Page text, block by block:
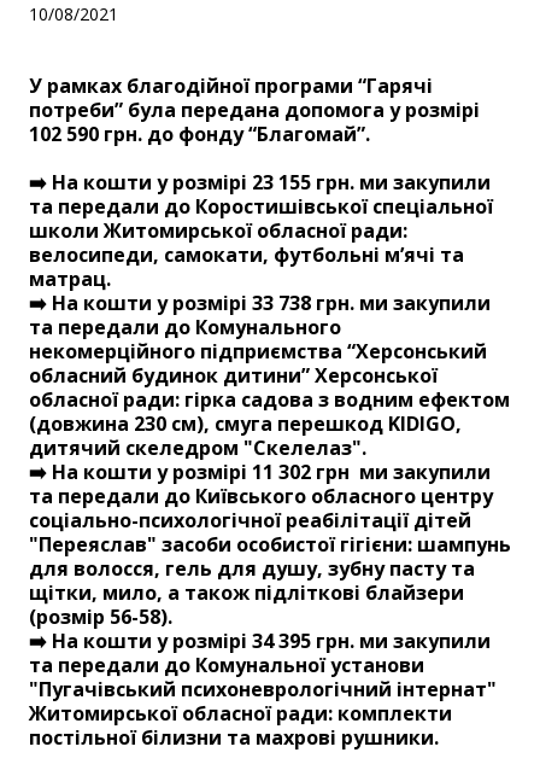
10/08/2021
У рамках благодійної програми “Гарячі
потреби” була передана допомога у розмірі
102 590 грн. до фонду “Благомай”.
➡️ На кошти у розмірі 23 155 грн. ми закупили
та передали до Коростишівської спеціальної
школи Житомирської обласної ради:
велосипеди, самокати, футбольні м’ячі та
матрац.
➡️ На кошти у розмірі 33 738 грн. ми закупили
та передали до Комунального
некомерційного підприємства “Херсонський
обласний будинок дитини” Херсонської
обласної ради: гірка садова з водним ефектом
(довжина 230 см), смуга перешкод KIDIGO,
дитячий скеледром "Скелелаз".
➡️ На кошти у розмірі 11 302 грн ми закупили
та передали до Київського обласного центру
соціально-психологічної реабілітації дітей
"Переяслав" засоби особистої гігієни: шампунь
для волосся, гель для душу, зубну пасту та
щітки, мило, а також підліткові блайзери
(розмір 56-58).
➡️ На кошти у розмірі 34 395 грн. ми закупили
та передали до Комунальної установи
"Пугачівський психоневрологічний інтернат"
Житомирської обласної ради: комплекти
постільної білизни та махрові рушники.